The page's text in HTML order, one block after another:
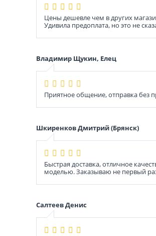
Цены дешевле чем в других
Удивила предоплата, но это не
Владимир Щукин, Елец
Приятное общение, отправка без
Шкиренков Дмитрий (Брянск)
Быстрая доставка, отличное
моделью. Заказываю не первый
Салтеев Денис